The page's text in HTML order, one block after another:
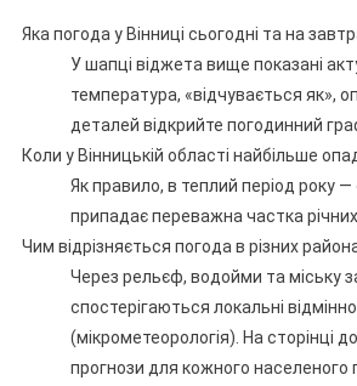
Яка погода у Вінниці сьогодні та на
У шапці віджета вище показані
температура, «відчувається як»,
деталей відкрийте погодинний
Коли у Вінницькій області найбільше
Як правило, в теплий період року
припадає переважна частка річних
Чим відрізняється погода в різних
Через рельєф, водойми та міську
спостерігаються локальні
(мікрометеорологія). На сторінці
прогнози для кожного населеного